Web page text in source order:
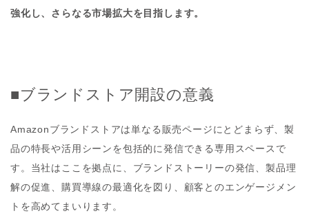
強化し、さらなる市場拡大を目指します。
■ブランドストア開設の意義
Amazonブランドストアは単なる販売ページにとどまらず、製
品の特長や活用シーンを包括的に発信できる専用スペースで
す。当社はここを拠点に、ブランドストーリーの発信、製品理
解の促進、購買導線の最適化を図り、顧客とのエンゲージメン
トを高めてまいります。